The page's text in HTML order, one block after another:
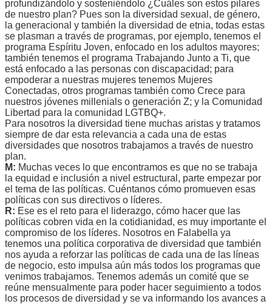
profundizándolo y sosteniéndolo ¿Cuáles son estos pilares
de nuestro plan? Pues son la diversidad sexual, de género,
la generacional y también la diversidad de etnia, todas estas
se plasman a través de programas, por ejemplo, tenemos el
programa Espíritu Joven, enfocado en los adultos mayores;
también tenemos el programa Trabajando Junto a Ti, que
está enfocado a las personas con discapacidad; para
empoderar a nuestras mujeres tenemos Mujeres
Conectadas, otros programas también como Crece para
nuestros jóvenes millenials o generación Z; y la Comunidad
Libertad para la comunidad LGTBQ+.
Para nosotros la diversidad tiene muchas aristas y tratamos
siempre de dar esta relevancia a cada una de estas
diversidades que nosotros trabajamos a través de nuestro
plan.
M: Muchas veces lo que encontramos es que no se trabaja
la equidad e inclusión a nivel estructural, parte empezar por
el tema de las políticas. Cuéntanos cómo promueven esas
políticas con sus directivos o líderes.
R: Ese es el reto para el liderazgo, cómo hacer que las
políticas cobren vida en la cotidianidad, es muy importante el
compromiso de los líderes. Nosotros en Falabella ya
tenemos una política corporativa de diversidad que también
nos ayuda a reforzar las políticas de cada una de las líneas
de negocio, esto impulsa aún más todos los programas que
venimos trabajamos. Tenemos además un comité que se
reúne mensualmente para poder hacer seguimiento a todos
los procesos de diversidad y se va informando los avances a